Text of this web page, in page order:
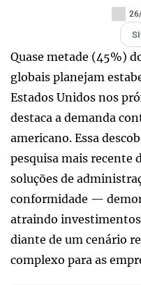
Quase metade (45%)
globais planejam
Estados Unidos nos
destaca a demanda
americano. Essa
pesquisa mais recente
soluções de
conformidade —
atraindo
diante de um cenário
complexo para as